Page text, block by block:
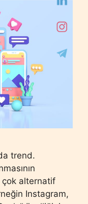
trend.
çok alternatif
Instagram,